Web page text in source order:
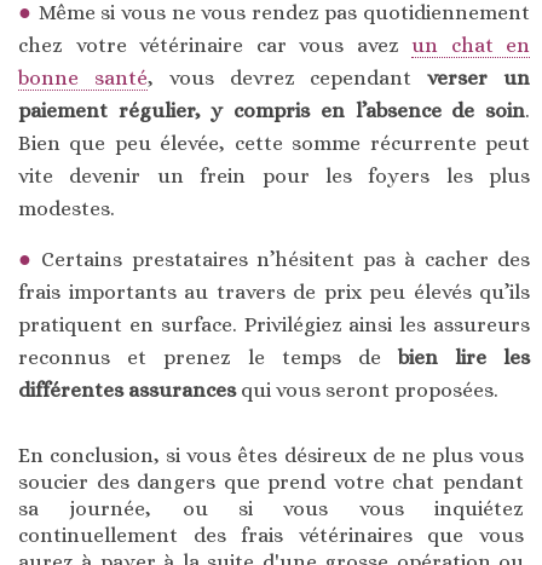
Même si vous ne vous rendez pas quotidiennement
chez votre vétérinaire car vous avez un chat en
bonne santé, vous devrez cependantverser un
paiement régulier, y compris en l’absence de soin.
Bien que peu élevée, cette somme récurrente peut
vite devenir un frein pour les foyers les plus
modestes.
Certains prestataires n’hésitent pas à cacher des
frais importants au travers de prix peu élevés qu’ils
pratiquent en surface. Privilégiez ainsi les assureurs
reconnus et prenez le temps debien lire les
différentes assurancesqui vous seront proposées.
En conclusion, si vous êtes désireux de ne plus vous
soucier des dangers que prend votre chat pendant
sa journée, ou si vous vous inquiétez
continuellement des frais vétérinaires que vous